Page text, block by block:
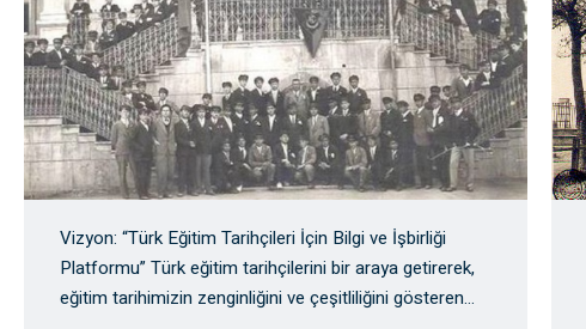
Vizyon: “Türk Eğitim Tarihçileri İçin Bilgi ve İşbirliği
Platformu” Türk eğitim tarihçilerini bir araya getirerek,
eğitim tarihimizin zenginliğini ve çeşitliliğini gösteren…